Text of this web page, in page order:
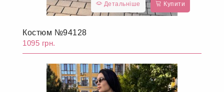
Детальніше Купити
Костюм №94128
1095 грн.